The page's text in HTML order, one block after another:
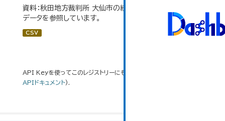
資料：秋田地方裁判所 大仙市の統計「12-16 少年事件」の
データを参照しています。
CSV
API Keyを使ってこのレジストリーにもアクセス可能です
APIドキュメント).